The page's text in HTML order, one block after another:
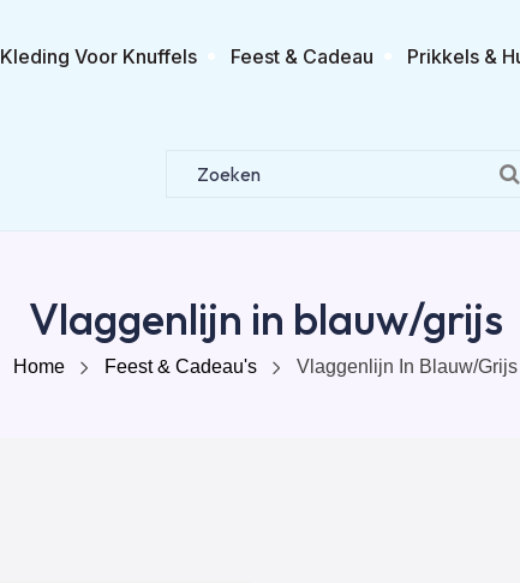
Kleding Voor Knuffels Feest & Cadeau Prikkels &
Vlaggenlijn in blauw/grijs
Home Feest & Cadeau's Vlaggenlijn In Blauw/grijs